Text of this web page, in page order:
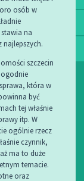
osób w
na
najlepszych.
szczecin
która w
być
tej właśnie
itp. W
ogólnie rzecz
czynnik,
ma to duże
temacie.
oraz